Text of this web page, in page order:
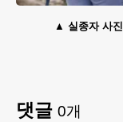
실종자 사
댓글 0개